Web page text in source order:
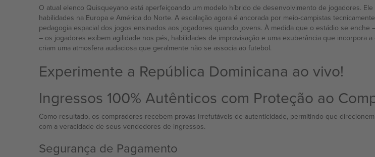
O atual elenco Quisqueyano está aperfeiçoando um modelo híbrido de desenvolvimento de jogadores.
habilidades na Europa e América do Norte. A escalação agora é ancorada por meio-campistas
pedagogia espacial dos jogos ensinados aos jogadores quando jovens. À medida que o estádio se
– os jogadores exibem agilidade nos pés, habilidades de improvisação e uma exuberância que incorpora
criam uma atmosfera audaciosa que geralmente não se associa ao futebol.
Experimente a República Dominicana ao vivo!
Ingressos 100% Autênticos com Proteção ao
Como resultado, os compradores recebem provas irrefutáveis de autenticidade, permitindo que
com a veracidade de seus vendedores de ingressos.
Segurança de Pagamento